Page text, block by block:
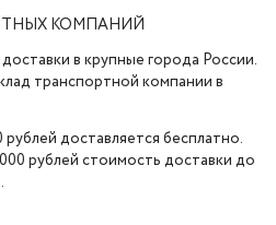
КОМПАНИЙ
в крупные города России.
транспортной компании в
доставляется бесплатно.
рублей стоимость доставки до